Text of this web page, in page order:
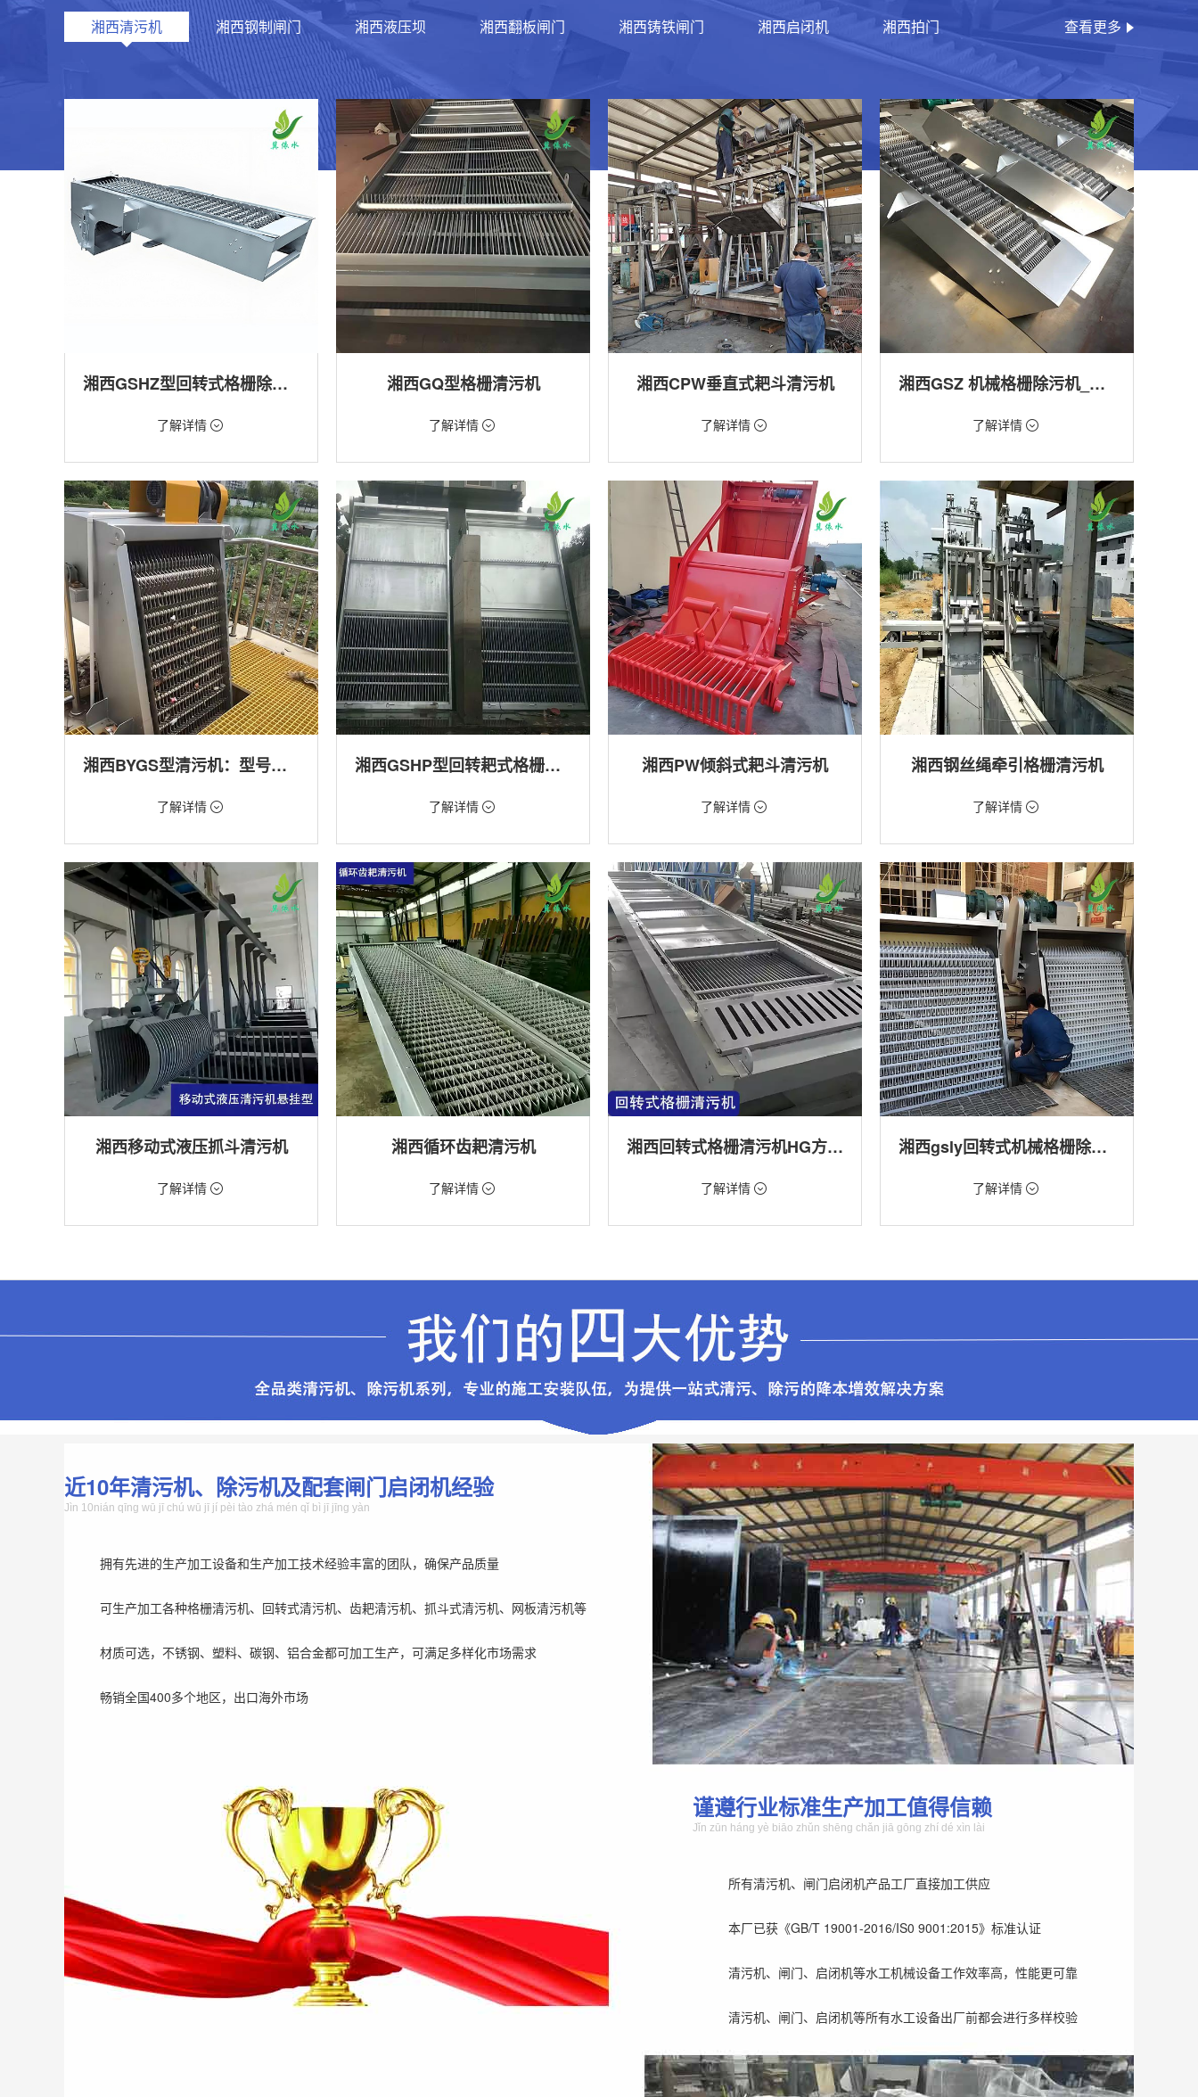
湘西清污机 湘西钢制闸门 湘西液压坝 湘西翻板闸门 湘西铸铁闸门 湘西启闭机 湘西拍门 查看更多
湘西GSHZ型回转式格栅除污机
价格：1.08万/台
机,回转式清污机
用途：泵站,污水处理,水电站,自来水厂,渠道,水
产养殖,化工,纺织,给排水工程
了解详情
湘西GQ型格栅清污机
价格：1899元/台
机
用途：泵站,污水处理,水电站,自来水厂,给排水
工程
了解详情
湘西CPW垂直式耙斗清污机
价格：5268元/台了解详情
湘西GSZ 机械格栅除污机_污水处理拦截设备_型号参数 | 工作原理 | 适用场景详解
价格：1800元/台
机
用途：泵站,污水处理,渠道,河道,化工,纺织,给
排水工程
了解详情
湘西BYGS型清污机：型号多样应用广泛
价格：1.23万/台
机
用途：泵站,污水处理,渠道,化工,纺织
了解详情
湘西GSHP型回转耙式格栅清污机
价格：1.18万/台
机,回转式清污机
用途：泵站,污水处理,水电站,自来水厂,渠道,河
道,防洪排涝
了解详情
湘西PW倾斜式耙斗清污机
价格：1.28万/台了解详情
湘西钢丝绳牵引格栅清污机
价格：2888元/台了解详情
湘西移动式液压抓斗清污机
价格：5698元/台
机
了解详情
湘西循环齿耙清污机
价格：1898元/台
机
了解详情
湘西回转式格栅清污机HG方型-连续式自动清污优选设备
价格：9888元/台
机
了解详情
湘西gsly回转式机械格栅除污机
价格：1.66万/台
机
了解详情
近10年清污机、除污机及配套闸门启闭机经验
Jìn 10nián qīng wū jī chú wū jī jí pèi tào zhá mén qǐ bì jī jīng yàn
拥有先进的生产加工设备和生产加工技术经验丰富的团队，确保产品质量
可生产加工各种格栅清污机、回转式清污机、齿耙清污机、抓斗式清污机、网板清污机等
材质可选，不锈钢、塑料、碳钢、铝合金都可加工生产，可满足多样化市场需求
畅销全国400多个地区，出口海外市场
谨遵行业标准生产加工值得信赖
Jǐn zūn háng yè biāo zhǔn shēng chǎn jiā gōng zhí dé xìn lài
所有清污机、闸门启闭机产品工厂直接加工供应
本厂已获《GB/T 19001-2016/IS0 9001:2015》标准认证
清污机、闸门、启闭机等水工机械设备工作效率高，性能更可靠
清污机、闸门、启闭机等所有水工设备出厂前都会进行多样校验